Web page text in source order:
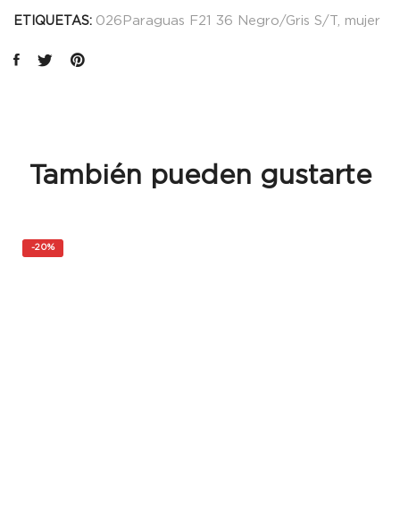
ETIQUETAS: 026Paraguas F21 36 Negro/Gris S/T mujer
También pueden gustarte
-20%